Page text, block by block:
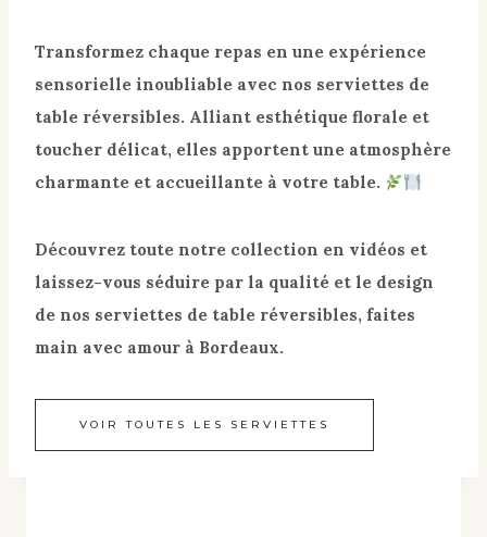
Transformez chaque repas en une expérience
sensorielle inoubliable avec nos serviettes de
table réversibles. Alliant esthétique florale et
toucher délicat, elles apportent une atmosphère
charmante et accueillante à votre table.
Découvrez toute notre collection en vidéos et
laissez-vous séduire par la qualité et le design
de nos serviettes de table réversibles, faites
main avec amour à Bordeaux.
VOIR TOUTES LES SERVIETTES